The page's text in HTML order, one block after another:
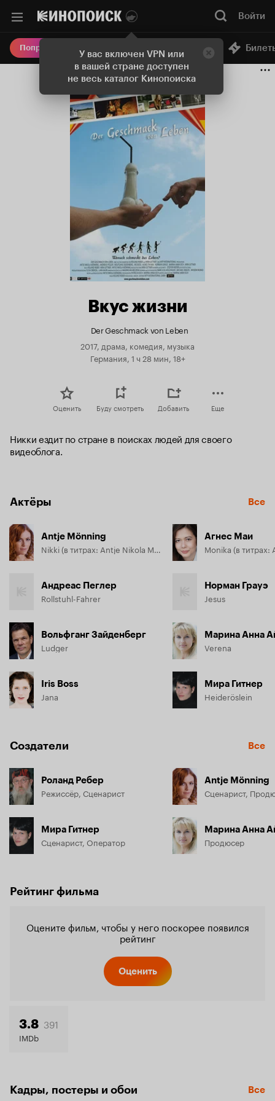
У вас включен VPN или
в вашей стране доступен
не весь каталог Кинопоиска
Войти
Попробовать Плюс Онлайн-кинотеатр
Вкус жизни
Der Geschmack von Leben
2017, драма, комедия, музыка
Германия, 1 ч 28 мин, 18+
Оценить Буду смотреть Добавить Еще
Никки ездит по стране в поисках людей для своего
видеоблога.
Актёры Все
Antje Mönning
Nikki (в титрах: Antje Nikola Möning)
Андреас Пеглер
Rollstuhl-Fahrer
Вольфганг Зайденберг
Ludger
Iris Boss
Jana
Агнес Маи
Норман Грауэ
Jesus
Марина Анна
Verena
Мира Гитнер
Heideröslein
Создатели Все
Роланд Ребер
Режиссёр, Сценарист
Мира Гитнер
Сценарист, Оператор
Antje Mönning
Сценарист,
Марина Анна
Продюсер
Рейтинг фильма
Оцените фильм, чтобы у него поскорее появился
рейтинг
Оценить
3.8 391
IMDb
Кадры, постеры и обои Все